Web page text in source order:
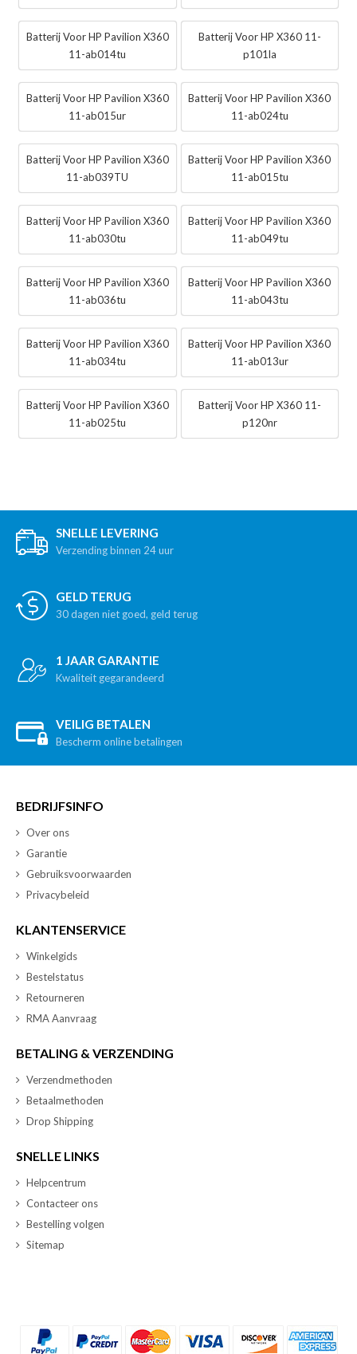
Batterij Voor HP Pavilion X360
11-ab014tu
Batterij Voor HP X360 11-
p101la
Batterij Voor HP Pavilion X360
11-ab015ur
Batterij Voor HP Pavilion X360
11-ab024tu
Batterij Voor HP Pavilion X360
11-ab039TU
Batterij Voor HP Pavilion X360
11-ab015tu
Batterij Voor HP Pavilion X360
11-ab030tu
Batterij Voor HP Pavilion X360
11-ab049tu
Batterij Voor HP Pavilion X360
11-ab036tu
Batterij Voor HP Pavilion X360
11-ab043tu
Batterij Voor HP Pavilion X360
11-ab034tu
Batterij Voor HP Pavilion X360
11-ab013ur
Batterij Voor HP Pavilion X360
11-ab025tu
Batterij Voor HP X360 11-
p120nr
SNELLE LEVERING
Verzending binnen 24 uur
GELD TERUG
30 dagen niet goed, geld terug
1 JAAR GARANTIE
Kwaliteit gegarandeerd
VEILIG BETALEN
Bescherm online betalingen
BEDRIJFSINFO
Over ons
Garantie
Gebruiksvoorwaarden
Privacybeleid
KLANTENSERVICE
Winkelgids
Bestelstatus
Retourneren
RMA Aanvraag
BETALING & VERZENDING
Verzendmethoden
Betaalmethoden
Drop Shipping
SNELLE LINKS
Helpcentrum
Contacteer ons
Bestelling volgen
Sitemap